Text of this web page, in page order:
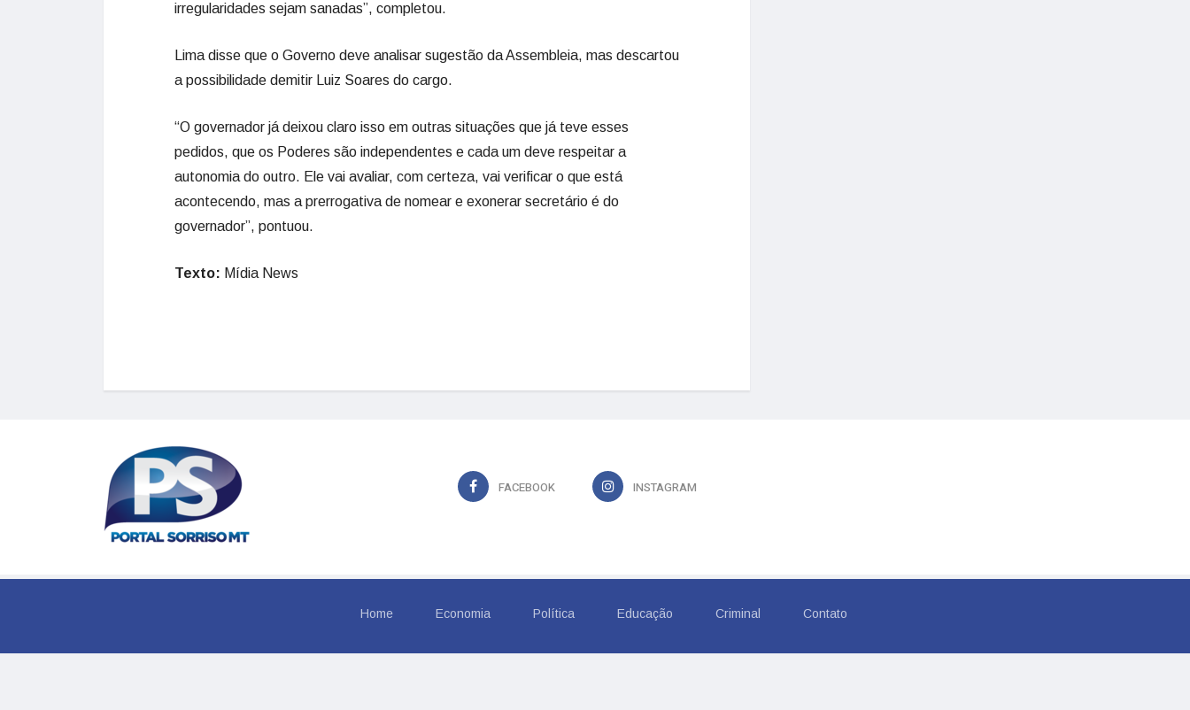
irregularidades sejam sanadas”, completou.
Lima disse que o Governo deve analisar sugestão da Assembleia, mas descartou
a possibilidade demitir Luiz Soares do cargo.
“O governador já deixou claro isso em outras situações que já teve esses
pedidos, que os Poderes são independentes e cada um deve respeitar a
autonomia do outro. Ele vai avaliar, com certeza, vai verificar o que está
acontecendo, mas a prerrogativa de nomear e exonerar secretário é do
governador”, pontuou.
Texto: Mídia News
FACEBOOK INSTAGRAM
Home Economia Política Educação Criminal Contato